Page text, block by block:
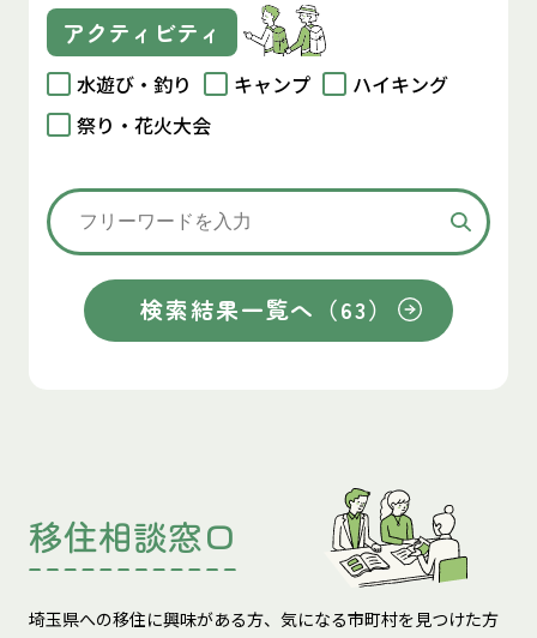
アクティビティ
水遊び・釣り キャンプ
ハイキング
祭り・花火大会
移住相談窓口
埼玉県への移住に興味がある方、気になる市町村を見つけた方